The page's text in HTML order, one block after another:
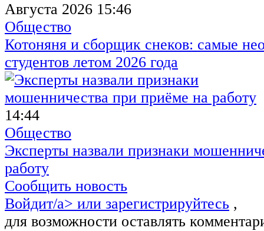
Августа 2026 15:46
Общество
Котоняня и сборщик снеков: самые
студентов летом 2026 года
14:44
Общество
Эксперты назвали признаки
работу
Сообщить новость
Войдит/a> или зарегистрируйтесь ,
для возможности оставлять